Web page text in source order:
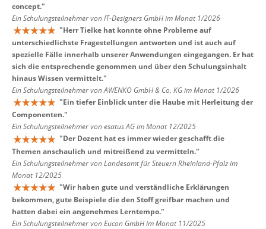
concept."
Ein Schulungsteilnehmer von IT-Designers GmbH im Monat 1/2026
"Herr Tielke hat konnte ohne Probleme auf
unterschiedlichste Fragestellungen antworten und ist auch auf
spezielle Fälle innerhalb unserer Anwendungen eingegangen. Er hat
sich die entsprechende genommen und über den Schulungsinhalt
hinaus Wissen vermittelt."
Ein Schulungsteilnehmer von AWENKO GmbH & Co. KG im Monat 1/2026
"Ein tiefer Einblick unter die Haube mit Herleitung der
Componenten."
Ein Schulungsteilnehmer von esatus AG im Monat 12/2025
"Der Dozent hat es immer wieder geschafft die
Themen anschaulich und mitreißend zu vermitteln."
Ein Schulungsteilnehmer von Landesamt für Steuern Rheinland-Pfalz im
Monat 12/2025
"Wir haben gute und verständliche Erklärungen
bekommen, gute Beispiele die den Stoff greifbar machen und
hatten dabei ein angenehmes Lerntempo."
Ein Schulungsteilnehmer von Eucon GmbH im Monat 11/2025